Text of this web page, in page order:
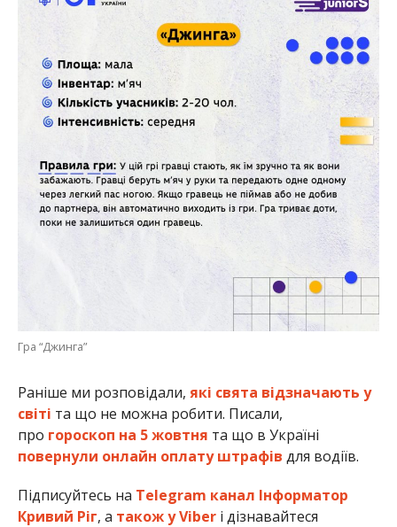
Гра “Джинга”
Раніше ми розповідали, які свята відзначають у
світі та що не можна робити. Писали,
про гороскоп на 5 жовтня та що в Україні
повернули онлайн оплату штрафів для водіїв.
Підписуйтесь на Telegram канал Інформатор
Кривий Ріг, а також у Viberі дізнавайтеся